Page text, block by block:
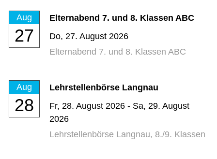
Aug
27
Elternabend 7. und 8. Klassen ABC
Do, 27. August 2026
Elternabend 7. und 8. Klassen ABC
Aug
28
Lehrstellenbörse Langnau
Fr, 28. August 2026 - Sa, 29. August
2026
Lehrstellenbörse Langnau, 8./9. Klassen